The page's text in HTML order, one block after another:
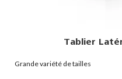
Tablier
Grande variété de tailles